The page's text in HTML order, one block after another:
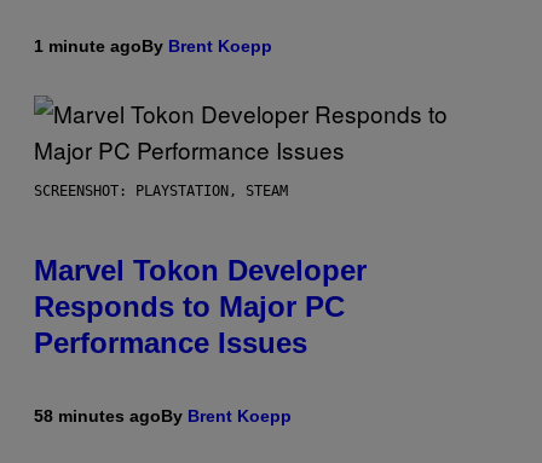
1 minute agoBy Brent Koepp
SCREENSHOT: PLAYSTATION, STEAM
Marvel Tokon Developer
Responds to Major PC
Performance Issues
58 minutes agoBy Brent Koepp